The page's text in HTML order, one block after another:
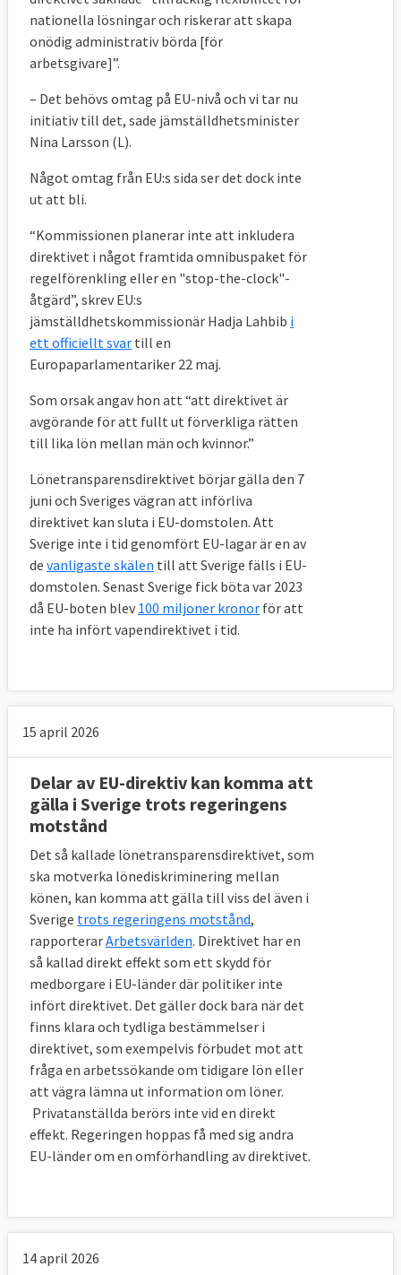
nationella lösningar och riskerar att skapa
onödig administrativ börda [för
arbetsgivare]”.
– Det behövs omtag på EU-nivå och vi tar nu
initiativ till det, sade jämställdhetsminister
Nina Larsson (L).
Något omtag från EU:s sida ser det dock inte
ut att bli.
“Kommissionen planerar inte att inkludera
direktivet i något framtida omnibuspaket för
regelförenkling eller en "stop-the-clock"-
åtgärd”, skrev EU:s
jämställdhetskommissionär Hadja Lahbib i
ett officiellt svar till en
Europaparlamentariker 22 maj.
Som orsak angav hon att “att direktivet är
avgörande för att fullt ut förverkliga rätten
till lika lön mellan män och kvinnor.”
Lönetransparensdirektivet börjar gälla den 7
juni och Sveriges vägran att införliva
direktivet kan sluta i EU-domstolen. Att
Sverige inte i tid genomfört EU-lagar är en av
de vanligaste skälen till att Sverige fälls i EU-
domstolen. Senast Sverige fick böta var 2023
då EU-boten blev 100 miljoner kronor för att
inte ha infört vapendirektivet i tid.
15 april 2026
Delar av EU-direktiv kan komma att
gälla i Sverige trots regeringens
motstånd
Det så kallade lönetransparensdirektivet, som
ska motverka lönediskriminering mellan
könen, kan komma att gälla till viss del även i
Sverige trots regeringens motstånd,
rapporterarArbetsvärlden. Direktivet har en
så kallad direkt effekt som ett skydd för
medborgare i EU-länder där politiker inte
infört direktivet. Det gäller dock bara när det
finns klara och tydliga bestämmelser i
direktivet, som exempelvis förbudet mot att
fråga en arbetssökande om tidigare lön eller
att vägra lämna ut information om löner.
Privatanställda berörs inte vid en direkt
effekt. Regeringen hoppas få med sig andra
EU-länder om en omförhandling av direktivet.
14 april 2026